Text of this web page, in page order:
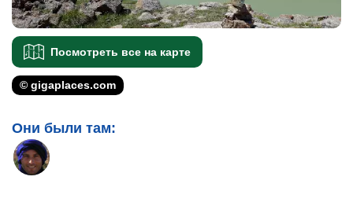
Посмотреть все на карте
© gigaplaces.com
Они были там: